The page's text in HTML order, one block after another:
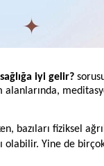
iyi gelir?
alanlarında,
bazıları fiziksel
olabilir. Yine de